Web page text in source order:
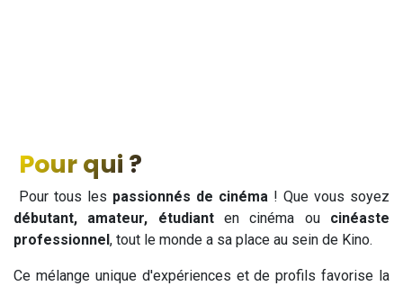
Pour qui ?
Pour tous les passionnés de cinéma ! Que vous soyez
débutant, amateur, étudianten cinéma ou cinéaste
professionnel , tout le monde a sa place au sein de Kino.
Ce mélange unique d'expériences et de profils favorise la